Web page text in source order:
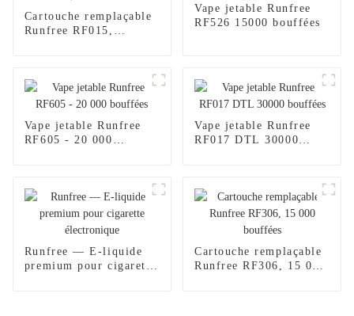
Cartouche remplaçable
Runfree RF015,
Vape jetable Runfree
RF526 15000 bouffées
Vape jetable Runfree
RF605 - 20 000
Vape jetable Runfree
RF017 DTL 30000
Runfree — E-liquide
premium pour cigarette
Cartouche remplaçable
Runfree RF306, 15 000